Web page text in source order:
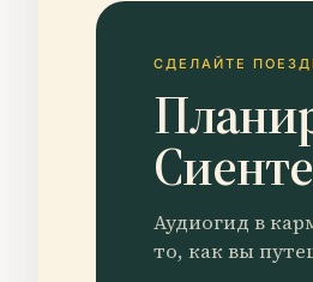
СДЕЛАЙТЕ
Аудиогид в
то, как вы